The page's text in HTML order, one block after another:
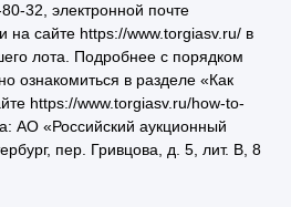
32, электронной почте
на сайте https://www.torgiasv.ru/ в
лота. Подробнее с порядком
ознакомиться в разделе «Как
https://www.torgiasv.ru/how-to-
АО «Российский аукционный
пер. Гривцова, д. 5, лит. В, 8